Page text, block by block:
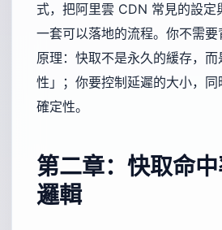
式，把阿里雲 CDN 常見的設定
一套可以落地的流程。你不需
原理：快取不是永久的緩存，
性」；你要控制延遲的大小，
確定性。
第二章：快取命
邏輯